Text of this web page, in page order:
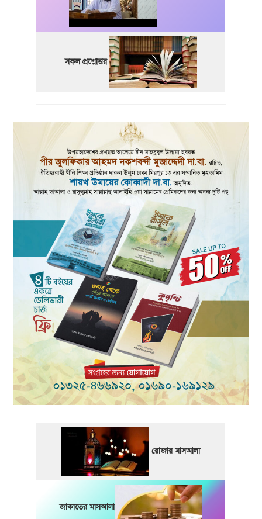
সকল প্রশ্নোত্তর
রোজার মাসআলা
জাকাতের মাসআলা